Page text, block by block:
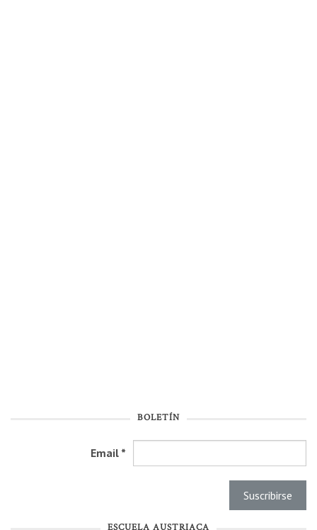
BOLETÍN
Email *